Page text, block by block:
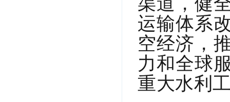
运输体系
空经济，
力和全球
重大水利